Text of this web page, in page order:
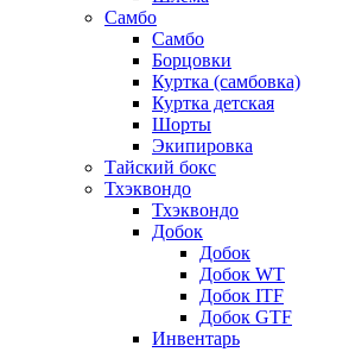
Самбо
Самбо
Борцовки
Куртка (самбовка)
Куртка детская
Шорты
Экипировка
Тайский бокс
Тхэквондо
Тхэквондо
Добок
Добок
Добок WT
Добок ITF
Добок GTF
Инвентарь